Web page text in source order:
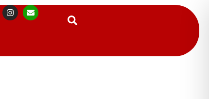
Suchen